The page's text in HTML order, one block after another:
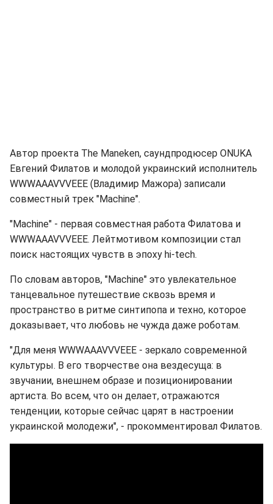
Автор проекта The Maneken, саундпродюсер ONUKA
Евгений Филатов и молодой украинский исполнитель
WWWAAAVVVEEE (Владимир Мажора) записали
совместный трек "Machine".
"Machine" - первая совместная работа Филатова и
WWWAAAVVVEEE. Лейтмотивом композиции стал
поиск настоящих чувств в эпоху hi-tech.
По словам авторов, "Machine" это увлекательное
танцевальное путешествие сквозь время и
пространство в ритме синтипопа и техно, которое
доказывает, что любовь не чужда даже роботам.
"Для меня WWWAAAVVVEEE - зеркало современной
культуры. В его творчестве она вездесуща: в
звучании, внешнем образе и позиционировании
артиста. Во всем, что он делает, отражаются
тенденции, которые сейчас царят в настроении
украинской молодежи", - прокомментировал Филатов.